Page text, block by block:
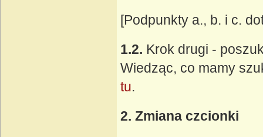
[Podpunkty a., b. i c.
1.2. Krok drugi -
Wiedząc, co mamy
tu.
2. Zmiana czcionki